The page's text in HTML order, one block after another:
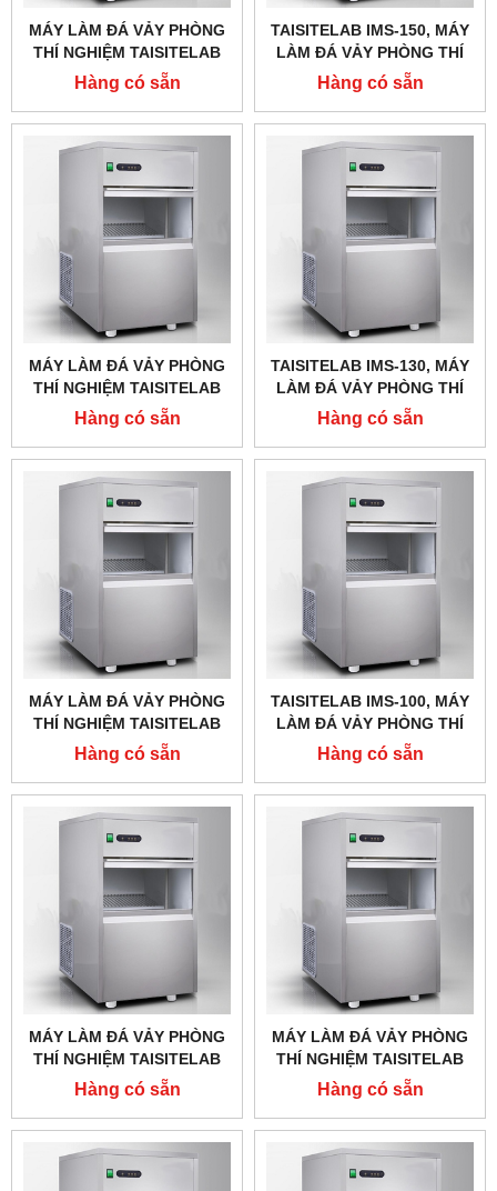
MÁY LÀM ĐÁ VẢY PHÒNG
THÍ NGHIỆM TAISITELAB
IMS-200,CÔNG SUẤT 200
KG/24H
Hàng có sẵn
TAISITELAB IMS-150, MÁY
LÀM ĐÁ VẢY PHÒNG THÍ
NGHIỆM, CÔNG SUẤT 150
KG/24H
Hàng có sẵn
MÁY LÀM ĐÁ VẢY PHÒNG
THÍ NGHIỆM TAISITELAB
IMS-150,CÔNG SUẤT 150
KG/24H
Hàng có sẵn
TAISITELAB IMS-130, MÁY
LÀM ĐÁ VẢY PHÒNG THÍ
NGHIỆM, CÔNG SUẤT 130
KG/24H
Hàng có sẵn
MÁY LÀM ĐÁ VẢY PHÒNG
THÍ NGHIỆM TAISITELAB
IMS-130,CÔNG SUẤT 130
KG/24H
Hàng có sẵn
TAISITELAB IMS-100, MÁY
LÀM ĐÁ VẢY PHÒNG THÍ
NGHIỆM, CÔNG SUẤT 100
KG/24H
Hàng có sẵn
MÁY LÀM ĐÁ VẢY PHÒNG
THÍ NGHIỆM TAISITELAB
IMS-100,CÔNG SUẤT 100
KG/24H
Hàng có sẵn
MÁY LÀM ĐÁ VẢY PHÒNG
THÍ NGHIỆM TAISITELAB
IMS-100,CÔNG SUẤT 100
KG/24H
Hàng có sẵn